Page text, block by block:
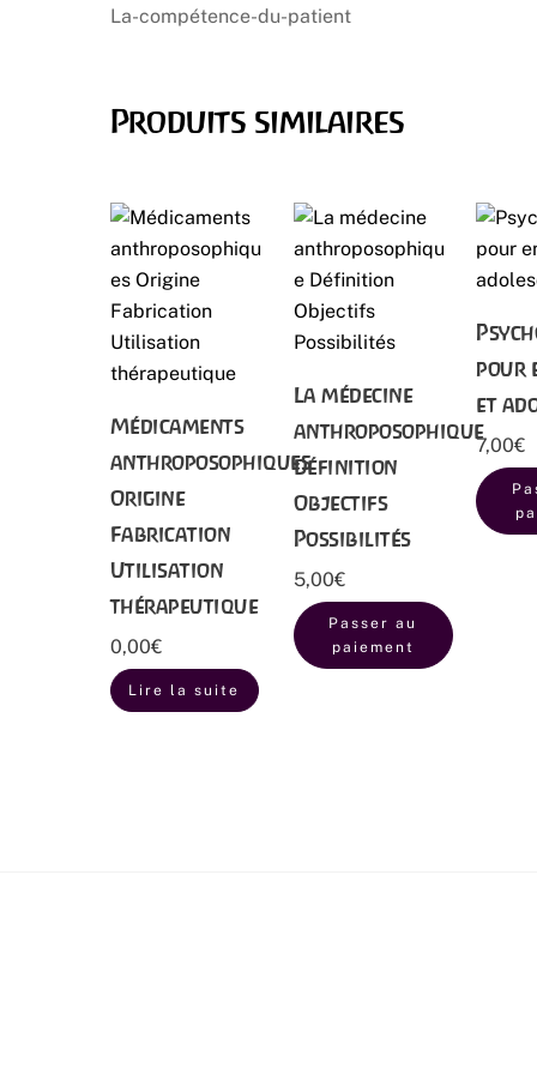
La-compétence-du-patient
Produits similaires
Médicaments
anthroposophiques
Origine
Fabrication
Utilisation
thérapeutique
0,00€
Lire la suite
La médecine
anthroposophique
Définition
Objectifs
Possibilités
5,00€
Passer au
paiement
pour
et
7,00€